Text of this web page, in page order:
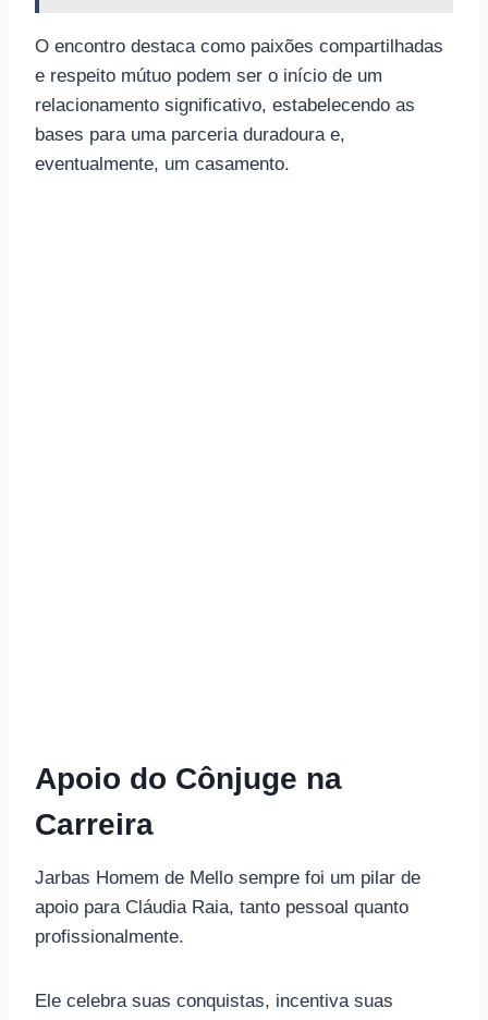
O encontro destaca como paixões compartilhadas
e respeito mútuo podem ser o início de um
relacionamento significativo, estabelecendo as
bases para uma parceria duradoura e,
eventualmente, um casamento.
Apoio do Cônjuge na
Carreira
Jarbas Homem de Mello sempre foi um pilar de
apoio para Cláudia Raia, tanto pessoal quanto
profissionalmente.
Ele celebra suas conquistas, incentiva suas